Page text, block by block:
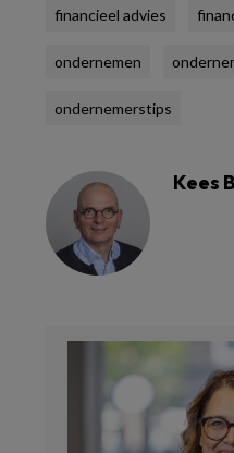
financieel advies
ondernemen
ondernemerstips
Kees